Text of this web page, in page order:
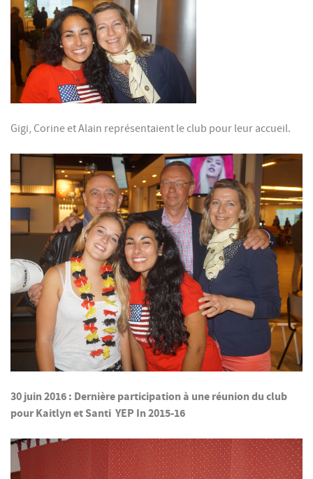
Gigi, Corine et Alain représentaient le club pour leur accueil.
30 juin 2016 : Dernière participation à une réunion du club
pour Kaitlyn et Santi YEP In 2015-16